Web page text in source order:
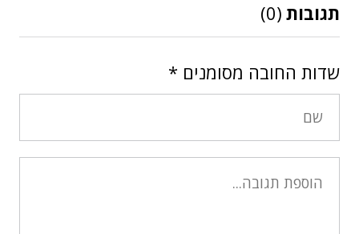
תגובות (0)
שדות החובה מסומנים *